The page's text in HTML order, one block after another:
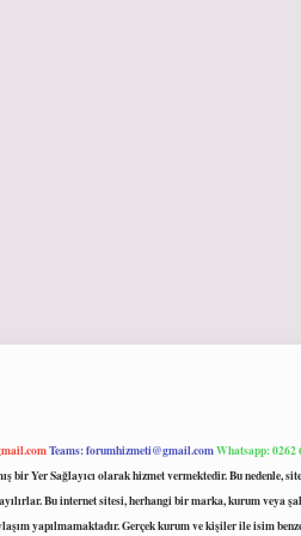
Teams:forumhizmeti@gmail.comWhatsapp: 0262
Yer Sağlayıcı olarak hizmet vermektedir. Bu
Bu internet sitesi, herhangi bir marka, kurum veya
yapılmamaktadır. Gerçek kurum ve kişiler ile isim